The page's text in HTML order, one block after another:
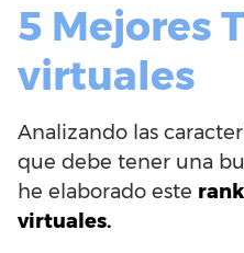
5 Mejores
virtuales
Analizando las
que debe tener una
he elaborado este
virtuales.